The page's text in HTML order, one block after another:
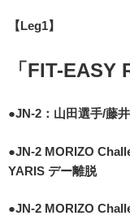
【Leg1】
「FIT-EASY
●JN-2：山田選手/藤
●JN-2 MORIZO
YARIS デー離脱
●JN-2 MORIZO